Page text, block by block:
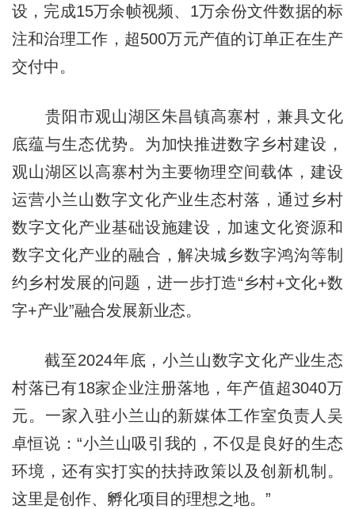
设，完成15万余帧视频、1万余份文件数据的标
注和治理工作，超500万元产值的订单正在生产
交付中。
贵阳市观山湖区朱昌镇高寨村，兼具文化
底蕴与生态优势。为加快推进数字乡村建设，
观山湖区以高寨村为主要物理空间载体，建设
运营小兰山数字文化产业生态村落，通过乡村
数字文化产业基础设施建设，加速文化资源和
数字文化产业的融合，解决城乡数字鸿沟等制
约乡村发展的问题，进一步打造“乡村+文化+数
字+产业”融合发展新业态。
截至2024年底，小兰山数字文化产业生态
村落已有18家企业注册落地，年产值超3040万
元。一家入驻小兰山的新媒体工作室负责人吴
卓恒说：“小兰山吸引我的，不仅是良好的生态
环境，还有实打实的扶持政策以及创新机制。
这里是创作、孵化项目的理想之地。”